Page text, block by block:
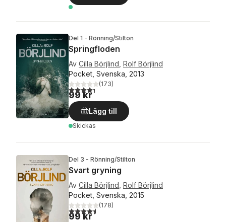
Del 1 - Rönning/Stilton
Springfloden
Av Cilla Börjlind Rolf Börjlind
Pocket, Svenska, 2013
4,3utav 5 stjärnor. Totalt antal röster:
(173)
99 kr
Lägg till
Skickas
Del 3 - Rönning/Stilton
Svart gryning
Av Cilla Börjlind Rolf Börjlind
Pocket, Svenska, 2015
4,5utav 5 stjärnor. Totalt antal röster:
(178)
99 kr